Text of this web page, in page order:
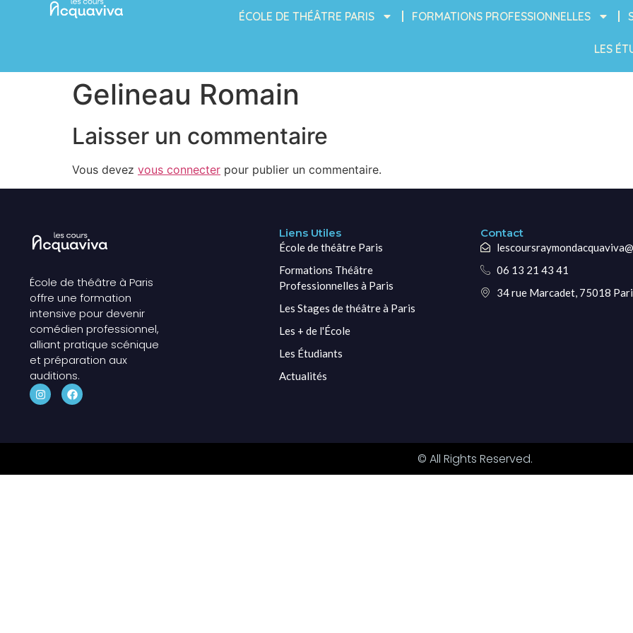
ÉCOLE DE THÉÂTRE PARIS FORMATIONS PROFESSIONNELLES
LES
Gelineau Romain
Laisser un commentaire
Vous devez vous connecter pour publier un commentaire.
École de théâtre à Paris
offre une formation
intensive pour devenir
comédien professionnel,
alliant pratique scénique
et préparation aux
auditions.
Liens Utiles
École de théâtre Paris
Formations Théâtre
Professionnelles à Paris
Les Stages de théâtre à Paris
Les + de l'École
Les Étudiants
Actualités
Contact
06 13 21 43 41
34 rue Marcadet, 75018
© All Rights Reserved.